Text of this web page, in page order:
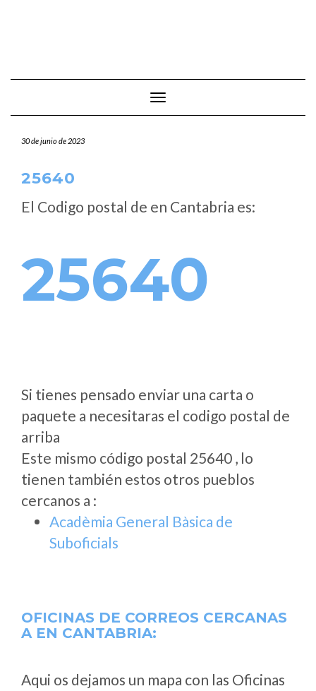
Cambiar modo de navegación
30 de junio de 2023
25640
El Codigo postal de en Cantabria es:
25640
Si tienes pensado enviar una carta o
paquete a necesitaras el codigo postal de
arriba
Este mismo código postal 25640 , lo
tienen también estos otros pueblos
cercanos a :
Acadèmia General Bàsica de
Suboficials
OFICINAS DE CORREOS CERCANAS
A EN CANTABRIA:
Aqui os dejamos un mapa con las Oficinas